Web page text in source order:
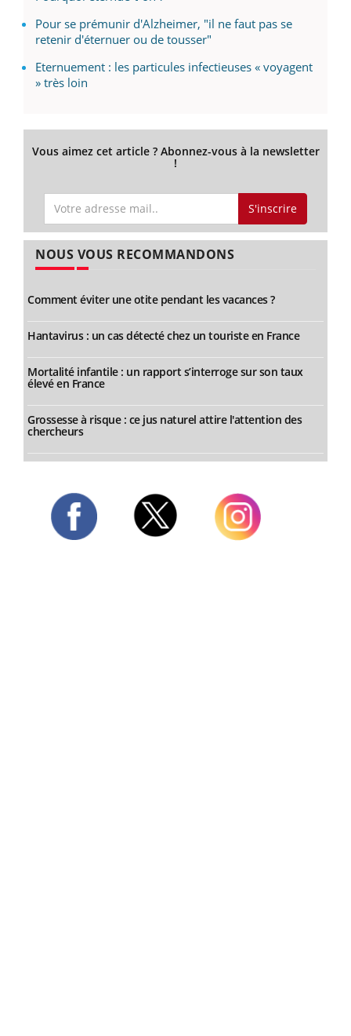
Pour se prémunir d'Alzheimer, "il ne faut pas se
retenir d'éternuer ou de tousser"
Eternuement : les particules infectieuses « voyagent
» très loin
Vous aimez cet article ? Abonnez-vous à la newsletter
!
S'inscrire
NOUS VOUS RECOMMANDONS
Comment éviter une otite pendant les vacances ?
Hantavirus : un cas détecté chez un touriste en France
Mortalité infantile : un rapport s’interroge sur son taux
élevé en France
Grossesse à risque : ce jus naturel attire l'attention des
chercheurs